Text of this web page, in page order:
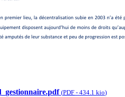
(PDF - 434.1 kio)